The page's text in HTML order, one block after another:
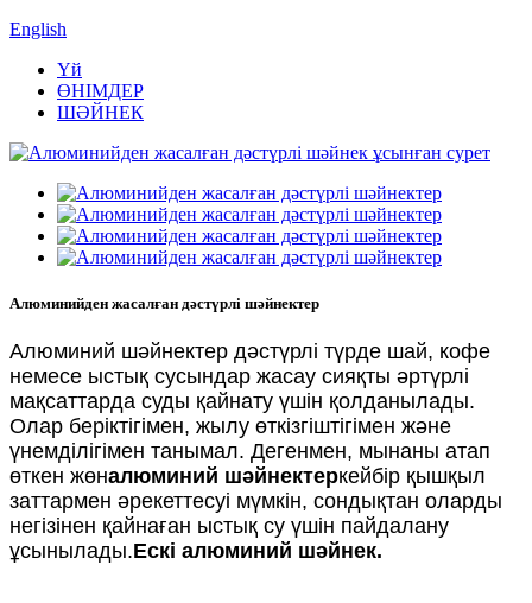
English
Үй
ӨНІМДЕР
ШӘЙНЕК
Алюминийден жасалған дәстүрлі шәйнектер
Алюминий шәйнектер дәстүрлі түрде шай, кофе
немесе ыстық сусындар жасау сияқты әртүрлі
мақсаттарда суды қайнату үшін қолданылады.
Олар беріктігімен, жылу өткізгіштігімен және
үнемділігімен танымал. Дегенмен, мынаны атап
өткен жөналюминий шәйнектеркейбір қышқыл
заттармен әрекеттесуі мүмкін, сондықтан оларды
негізінен қайнаған ыстық су үшін пайдалану
ұсынылады.Ескі алюминий шәйнек.